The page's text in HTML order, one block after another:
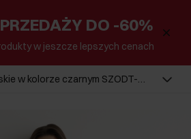
DO -60%
w jeszcze lepszych cenach
w kolorze czarnym SZODT-